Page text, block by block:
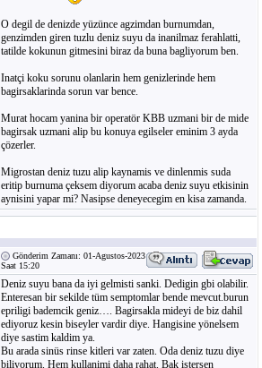
O degil de denizde yüzünce agzimdan burnumdan,
genzimden giren tuzlu deniz suyu da inanilmaz ferahlatti,
tatilde kokunun gitmesini biraz da buna bagliyorum ben.
Inatçi koku sorunu olanlarin hem genizlerinde hem
bagirsaklarinda sorun var bence.
Murat hocam yanina bir operatör KBB uzmani bir de mide
bagirsak uzmani alip bu konuya egilseler eminim 3 ayda
çözerler.
Migrostan deniz tuzu alip kaynamis ve dinlenmis suda
eritip burnuma çeksem diyorum acaba deniz suyu etkisinin
aynisini yapar mi? Nasipse deneyecegim en kisa zamanda.
Gönderim Zamanı: 01-Agustos-2023
Saat 15:20
Deniz suyu bana da iyi gelmisti sanki. Dedigin gbi olabilir.
Enteresan bir sekilde tüm semptomlar bende mevcut.burun
epriligi bademcik geniz…. Bagirsakla mideyi de biz dahil
ediyoruz kesin biseyler vardir diye. Hangisine yönelsem
diye sastim kaldim ya.
Bu arada sinüs rinse kitleri var zaten. Oda deniz tuzu diye
biliyorum. Hem kullanimi daha rahat. Bak istersen